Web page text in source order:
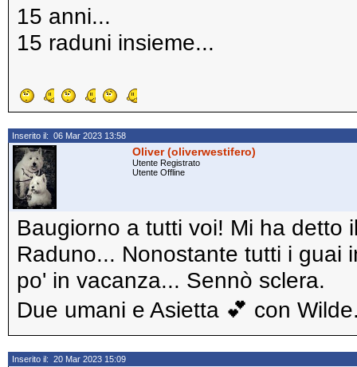
15 anni...
15 raduni insieme...
Inserito il: 06 Mar 2023 13:58
Oliver (oliverwestifero)
Utente Registrato
Utente Offline
Baugiorno a tutti voi! Mi ha detto
Raduno... Nonostante tutti i guai
po' in vacanza... Sennò sclera.
Due umani e Asietta 💕 con
Inserito il: 20 Mar 2023 15:09